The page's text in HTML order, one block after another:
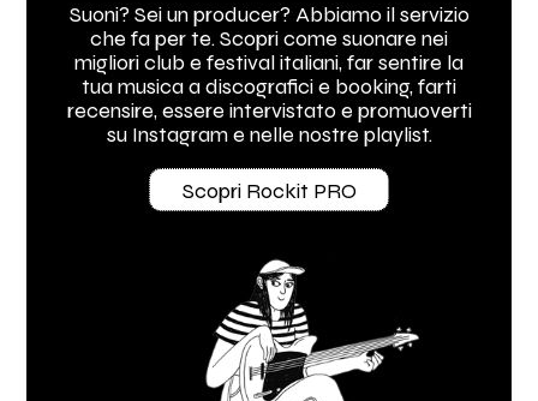
Suoni? Sei un producer? Abbiamo il servizio
che fa per te. Scopri come suonare nei
migliori club e festival italiani, far sentire la
tua musica a discografici e booking, farti
recensire, essere intervistato e promuoverti
su Instagram e nelle nostre playlist.
Scopri Rockit PRO